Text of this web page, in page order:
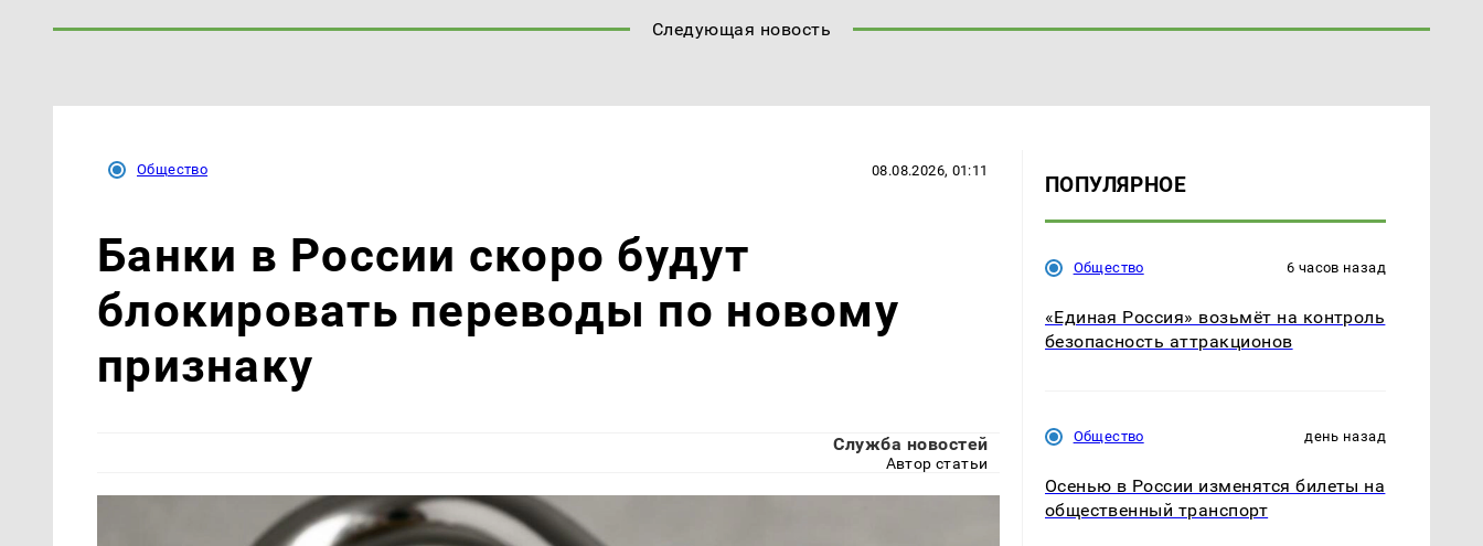
Следующая новость
Общество 08.08.2026, 01:11
Банки в России скоро будут
блокировать переводы по новому
признаку
Служба новостей
Автор статьи
ПОПУЛЯРНОЕ
Общество 6 часов назад
«Единая Россия» возьмёт на контроль
безопасность аттракционов
Общество день назад
Осенью в России изменятся билеты на
общественный транспорт